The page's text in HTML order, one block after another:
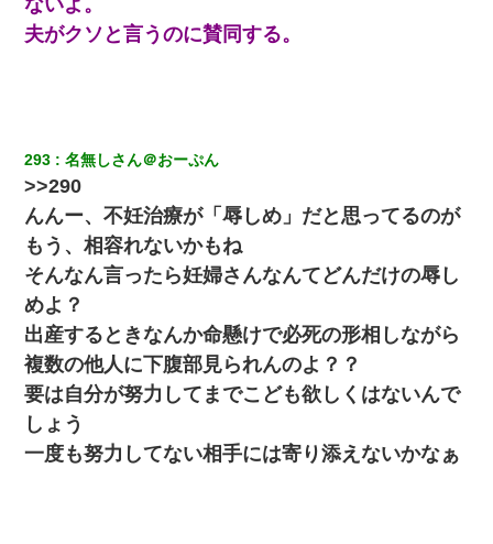
【修羅場】彼女親「カスな家柄のヤツなんかと家族になるのはご
めんだ」俺「じゃあ別れます…」→ 彼女「なんで言い返してくれ
【驚愕】5000円でＪＫと行為してきたが後悔しかない…
私「結婚やめるわ」 婚約者「え？なんでなんで？」 → 放置した
結果…｜生活｜ワロタあんてな
日航機墜落事故の「ここからは日本語で大丈夫ですよ〜」の絶望
感がヤバイ・・・
【クズ】昔、兄がお見合いして「ブスすぎｗｗｗ」と断った女性
が、兄の同級生と結婚。それを知った兄は荒れ狂い、｢嫁さん、俺
のお古ですが気分はどう？」とメールを送った→
夫がクソと言うのに賛同する。
293 名無しさん＠おーぷん
>>290
んんー、不妊治療が「辱しめ」だと思ってるのが
もう、相容れないかもね
そんなん言ったら妊婦さんなんてどんだけの辱し
めよ？
出産するときなんか命懸けで必死の形相しながら
複数の他人に下腹部見られんのよ？？
要は自分が努力してまでこども欲しくはないんで
しょう
一度も努力してない相手には寄り添えないかなぁ